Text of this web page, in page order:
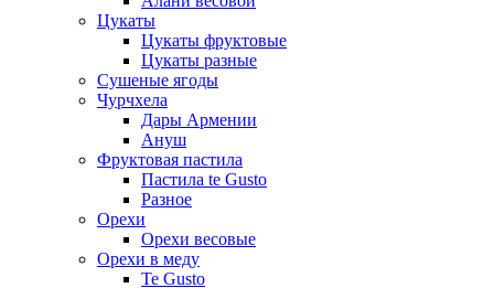
Цукаты
Цукаты фруктовые
Цукаты разные
Сушеные ягоды
Чурчхела
Дары Армении
Ануш
Фруктовая пастила
Пастила te Gusto
Разное
Орехи
Орехи весовые
Орехи в меду
Te Gusto